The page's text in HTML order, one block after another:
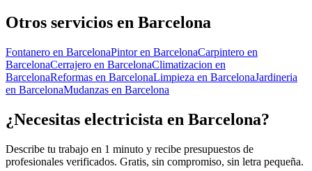
Otros servicios en Barcelona
Fontanero en BarcelonaPintoren BarcelonaCarpintero en
BarcelonaCerrajero en BarcelonaClimatizacion en
BarcelonaReformas en BarcelonaLimpieza en BarcelonaJardineria
en BarcelonaMudanzas en Barcelona
¿Necesitas electricista en Barcelona?
Describe tu trabajo en 1 minuto y recibe presupuestos de
profesionales verificados. Gratis, sin compromiso, sin letra pequeña.